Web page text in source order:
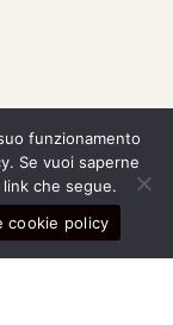
funzionamento
Se vuoi saperne
che segue.
cookie policy